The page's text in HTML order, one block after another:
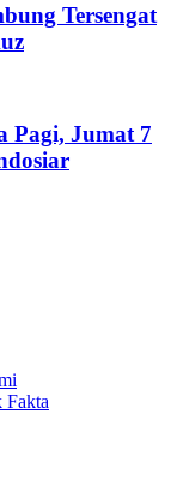
Tersengat
Pagi, Jumat 7
Fakta